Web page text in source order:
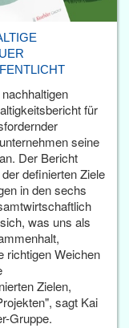
für
seine
Der Bericht
definierten Ziele
in den sechs
was uns als
richtigen Weichen
Zielen,
sagt Kai
Gruppe.